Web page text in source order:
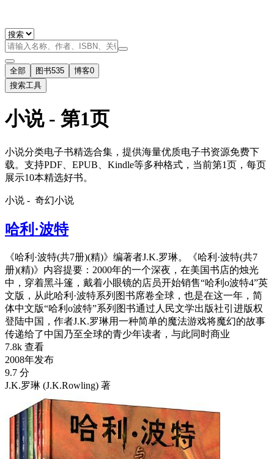
全部 图书535 博客0
搜索工具
小说 - 第1页
小说分类电子书精选合集，提供海量优质电子书资源免费下
载。支持PDF、EPUB、Kindle等多种格式，当前第1页，每页
展示10本精选好书。
小说 - 奇幻小说
哈利·波特
《哈利·波特(共7册)(精)》编著者J.K.罗琳。《哈利·波特(共7
册)(精)》内容提要：2000年的一个深夜，在美国书店的烛光
中，穿着黑斗篷，戴着小眼镜的店员开始销售“哈利o波特4”英
文版，从此哈利·波特系列图书席卷全球，也是在这一年，简
体中文版“哈利o波特”系列图书通过人民文学出版社引进版权
登陆中国，作者J.K.罗琳用一种简单的魔法游戏将魔幻的故事
传递给了中国乃至全球的青少年读者，与此同时商业
7.8k 查看
2008年发布
9.7 分
J.K.罗琳 (J.K.Rowling) 著